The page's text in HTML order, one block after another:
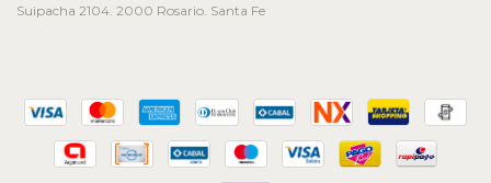
Suipacha 2104. 2000 Rosario. Santa Fe